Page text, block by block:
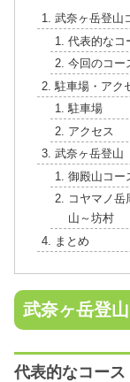
武奈ヶ岳登山
代表的なコ
今回のコー
駐車場・アク
駐車場
アクセス
武奈ヶ岳登山
御殿山コ
コヤマノ
山～坊村
まとめ
武奈ヶ岳登
代表的なコース